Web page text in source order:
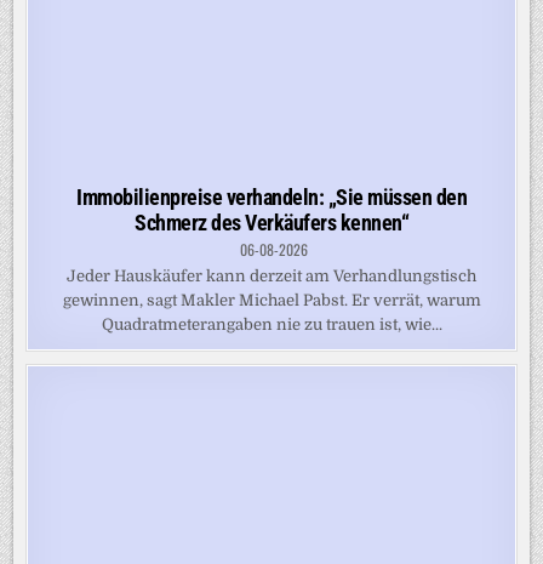
Immobilienpreise verhandeln: „Sie müssen den
Schmerz des Verkäufers kennen“
06-08-2026
Jeder Hauskäufer kann derzeit am Verhandlungstisch
gewinnen, sagt Makler Michael Pabst. Er verrät, warum
Quadratmeterangaben nie zu trauen ist, wie...